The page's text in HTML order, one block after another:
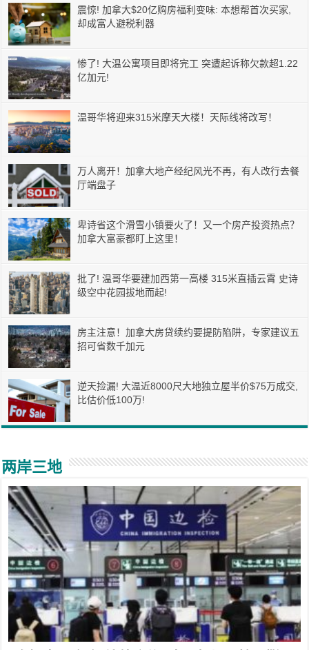
震惊! 加拿大$20亿购房福利变味: 本想帮首次买家,
却成富人避税利器
惨了! 大温公寓项目即将完工 突遭起诉称欠款超1.22
亿加元!
温哥华将迎来315米摩天大楼！天际线将改写！
万人离开！加拿大地产经纪风光不再，有人改行去餐
厅端盘子
卑诗省这个滑雪小镇要火了！又一个房产投资热点？
加拿大富豪都盯上这里！
批了! 温哥华要建加西第一高楼 315米直插云霄 史诗
级空中花园拔地而起!
房主注意！加拿大房贷续约要提防陷阱，专家建议五
招可省数千加元
逆天捡漏! 大温近8000尺大地独立屋半价$75万成交,
比估价低100万!
两岸三地